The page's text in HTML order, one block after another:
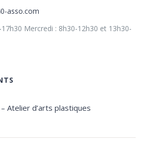
asso.com
17h30 Mercredi : 8h30-12h30 et 13h30-
Atelier d’arts plastiques